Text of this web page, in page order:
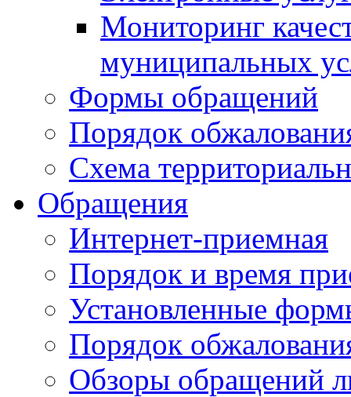
Мониторинг
муниципальных
Формы обращений
Порядок
Схема
Обращения
Интернет-приемная
Порядок и время
Установленные
Порядок
Обзоры обращений